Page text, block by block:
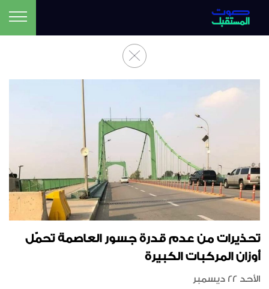
تحذيرات من عدم قدرة جسور العاصمة تحمّل
أوزان المركبات الكبيرة
الأحد 22 ديسمبر